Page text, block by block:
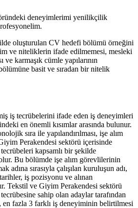
deneyimlerimi yenilikçilik
oluşturulan CV hedefi bölümü örneğini
ve niteliklerin ifade edilmemesi, mesleki
ve karmaşık cümle yapılarının
basit ve sıradan bir nitelik
iş tecrübelerini ifade eden iş deneyimleri
en önemli kısımlar arasında bulunur.
sıra ile yapılandırılması, işe alım
Perakendesi sektörü içerisinde
kapsamlı bir şekilde
Bu bölümde işe alım görevlilerinin
adına sırasıyla çalışılan kuruluşun adı,
iş pozisyonu ve alınan
Tekstil ve Giyim Perakendesi sektörü
sahip olan adaylar tarafından
en fazla 3 farklı iş deneyiminin belirtilmesi